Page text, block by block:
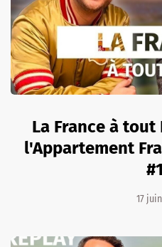
La France à
l'Appartement
17